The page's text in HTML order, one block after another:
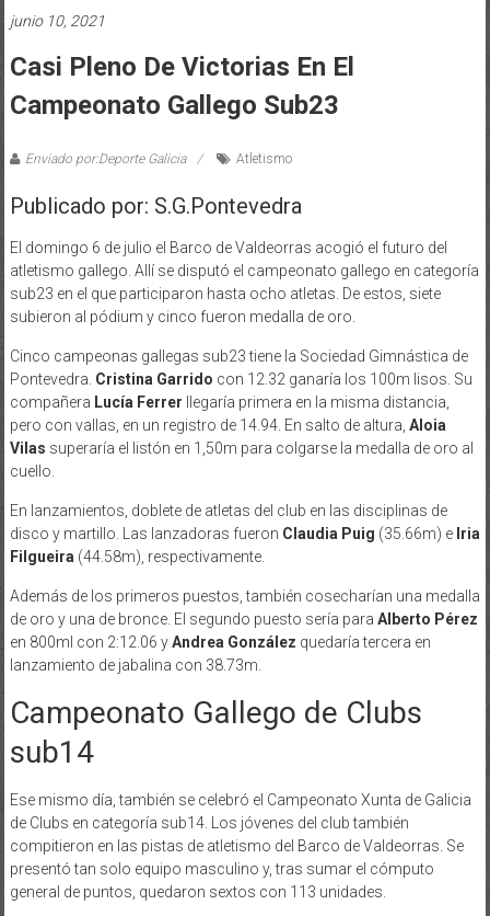
junio 10, 2021
Casi Pleno De Victorias En El
Campeonato Gallego Sub23
Enviado por:Deporte Galicia Atletismo
Publicado por: S.G.Pontevedra
El domingo 6 de julio el Barco de Valdeorras acogió el futuro del
atletismo gallego. Allí se disputó el campeonato gallego en categoría
sub23 en el que participaron hasta ocho atletas. De estos, siete
subieron al pódium y cinco fueron medalla de oro.
Cinco campeonas gallegas sub23 tiene la Sociedad Gimnástica de
Pontevedra. Cristina Garrido con 12.32 ganaría los 100m lisos. Su
compañera Lucía Ferrer llegaría primera en la misma distancia,
pero con vallas, en un registro de 14.94. En salto de altura, Aloia
Vilas superaría el listón en 1,50m para colgarse la medalla de oro al
cuello.
En lanzamientos, doblete de atletas del club en las disciplinas de
disco y martillo. Las lanzadoras fueron Claudia Puig (35.66m) e Iria
Filgueira(44.58m), respectivamente.
Además de los primeros puestos, también cosecharían una medalla
de oro y una de bronce. El segundo puesto sería para Alberto Pérez
en 800ml con 2:12.06 yAndrea González quedaría tercera en
lanzamiento de jabalina con 38.73m.
Campeonato Gallego de Clubs
sub14
Ese mismo día, también se celebró el Campeonato Xunta de Galicia
de Clubs en categoría sub14. Los jóvenes del club también
compitieron en las pistas de atletismo del Barco de Valdeorras. Se
presentó tan solo equipo masculino y, tras sumar el cómputo
general de puntos, quedaron sextos con 113 unidades.